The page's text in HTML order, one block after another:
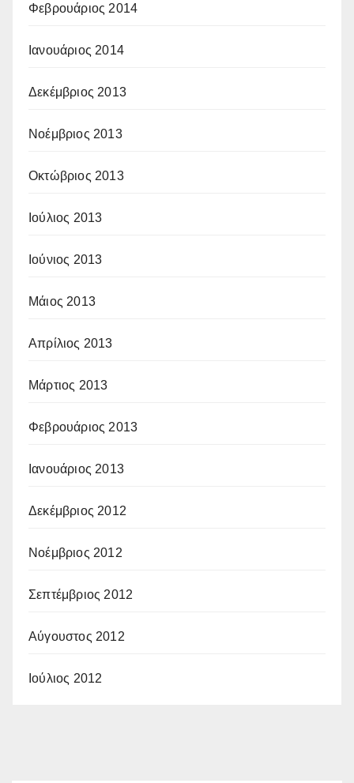
Φεβρουάριος 2014
Ιανουάριος 2014
Δεκέμβριος 2013
Νοέμβριος 2013
Οκτώβριος 2013
Ιούλιος 2013
Ιούνιος 2013
Μάιος 2013
Απρίλιος 2013
Μάρτιος 2013
Φεβρουάριος 2013
Ιανουάριος 2013
Δεκέμβριος 2012
Νοέμβριος 2012
Σεπτέμβριος 2012
Αύγουστος 2012
Ιούλιος 2012